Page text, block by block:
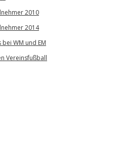
2010
2014
WM und EM
Vereinsfußball